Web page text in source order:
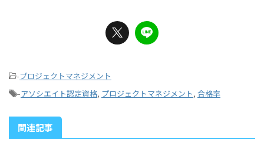
-プロジェクトマネジメント
-アソシエイト認定資格, プロジェクトマネジメント, 合格率
関連記事